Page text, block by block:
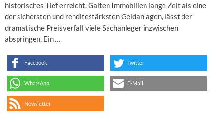
historisches Tief erreicht. Galten Immobilien lange Zeit als eine
der sichersten und renditestärksten Geldanlagen, lässt der
dramatische Preisverfall viele Sachanleger inzwischen
abspringen. Ein …
Facebook Twitter
WhatsApp E-Mail
Newsletter